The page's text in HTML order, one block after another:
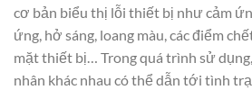
cơ bản biểu thị lỗi thiết bị như cảm
ứng, hở sáng, loang màu, các điểm
mặt thiết bị… Trong quá trình sử
nhân khác nhau có thể dẫn tới tình